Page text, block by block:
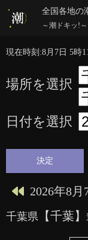
全国各地の
～潮ドキッ!～
現在時刻:8月7日 5時
場所を選択
日付を選択
2026年8月
千葉県 【千葉】